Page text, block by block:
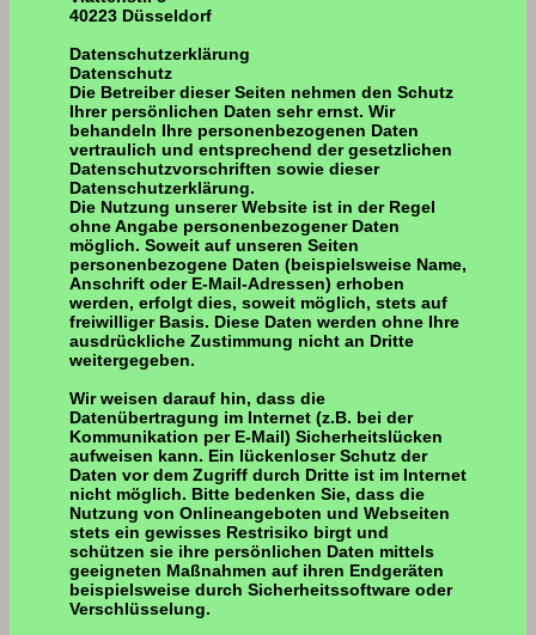
40223 Düsseldorf
Datenschutzerklärung
Datenschutz
Die Betreiber dieser Seiten nehmen den Schutz
Ihrer persönlichen Daten sehr ernst. Wir
behandeln Ihre personenbezogenen Daten
vertraulich und entsprechend der gesetzlichen
Datenschutzvorschriften sowie dieser
Datenschutzerklärung.
Die Nutzung unserer Website ist in der Regel
ohne Angabe personenbezogener Daten
möglich. Soweit auf unseren Seiten
personenbezogene Daten (beispielsweise Name,
Anschrift oder E-Mail-Adressen) erhoben
werden, erfolgt dies, soweit möglich, stets auf
freiwilliger Basis. Diese Daten werden ohne Ihre
ausdrückliche Zustimmung nicht an Dritte
weitergegeben.
Wir weisen darauf hin, dass die
Datenübertragung im Internet (z.B. bei der
Kommunikation per E-Mail) Sicherheitslücken
aufweisen kann. Ein lückenloser Schutz der
Daten vor dem Zugriff durch Dritte ist im Internet
nicht möglich. Bitte bedenken Sie, dass die
Nutzung von Onlineangeboten und Webseiten
stets ein gewisses Restrisiko birgt und
schützen sie ihre persönlichen Daten mittels
geeigneten Maßnahmen auf ihren Endgeräten
beispielsweise durch Sicherheitssoftware oder
Verschlüsselung.